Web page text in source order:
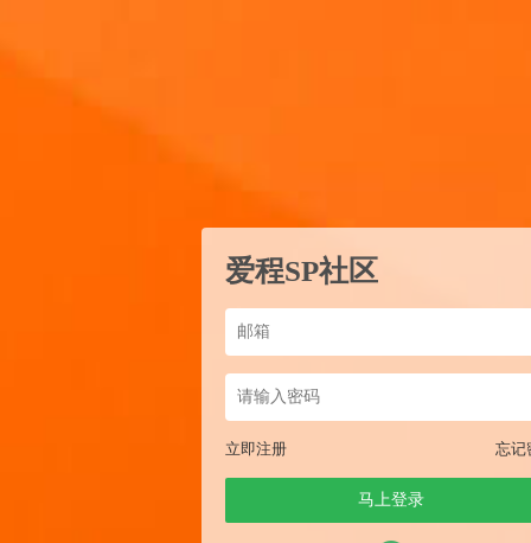
爱程SP社区
立即注册 忘记
马上登录